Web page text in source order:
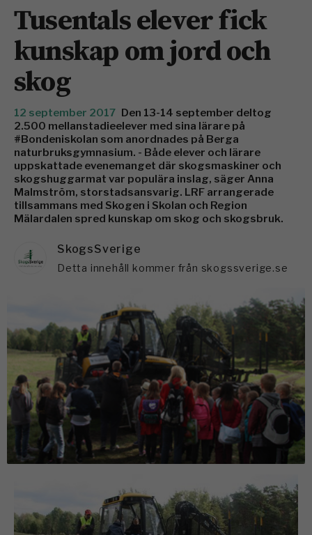
Tusentals elever fick
kunskap om jord och
skog
12 september 2017 Den 13-14 september deltog
2.500 mellanstadieelever med sina lärare på
#Bondeniskolan som anordnades på Berga
naturbruksgymnasium. - Både elever och lärare
uppskattade evenemanget där skogsmaskiner och
skogshuggarmat var populära inslag, säger Anna
Malmström, storstadsansvarig. LRF arrangerade
tillsammans med Skogen i Skolan och Region
Mälardalen spred kunskap om skog och skogsbruk.
SkogsSverige
Detta innehåll kommer från skogssverige.se